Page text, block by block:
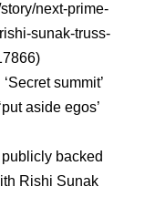
next-prime-
sunak-truss-
summit’
aside egos’
backed
Rishi Sunak